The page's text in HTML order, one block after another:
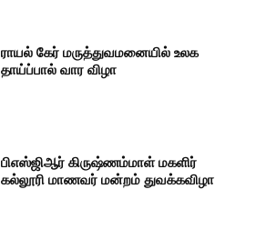
ராயல் கேர் மருத்துவமனையில் உலக
தாய்ப்பால் வார விழா
பிஎஸ்ஜிஆர் கிருஷ்ணம்மாள் மகளிர்
கல்லூரி மாணவர் மன்றம் துவக்கவிழா